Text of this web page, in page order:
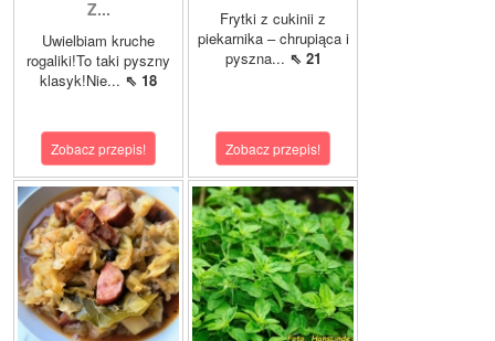
Z...
Uwielbiam kruche
rogaliki!To taki pyszny
klasyk!Nie... ⇖ 18
Zobacz przepis!
Frytki z cukinii z
piekarnika – chrupiąca i
pyszna... ⇖ 21
Zobacz przepis!